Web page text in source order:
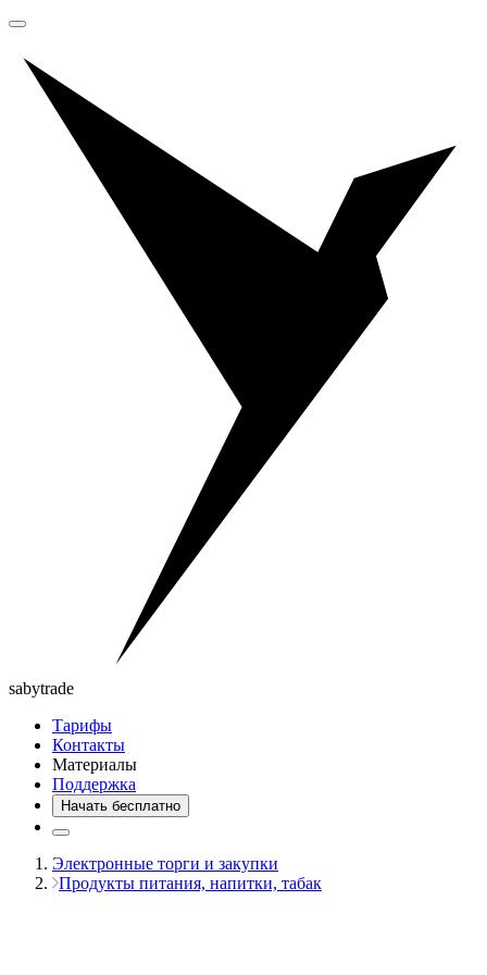
sabytrade
Тарифы
Контакты
Материалы
Поддержка
Начать бесплатно
Электронные торги и закупки
Продукты питания, напитки, табак